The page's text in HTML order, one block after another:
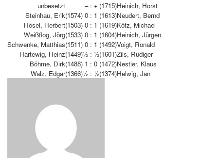
unbesetzt
– : + (1715)Heinich, Horst
Steinhau, Erik(1574) 0 : 1 (1613)Neudert, Bernd
Hösel, Herbert(1503) 0 : 1 (1619)Kötz, Michael
Weißflog, Jörg(1533) 0 : 1 (1604)Heinich, Jürgen
Schwenke, Matthias(1511) 0 : 1 (1492)Voigt, Ronald
Hartewig, Heinz(1449)½ : ½(1601)Zils, Rüdiger
Böhme, Dirk(1488) 1 : 0 (1472)Nestler, Klaus
Walz, Edgar(1366)½ : ½(1374)Helwig, Jan